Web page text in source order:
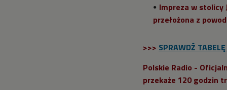
Impreza w stolicy
przełożona z
>>> SPRAWDŹ
Polskie Radio -
przekaże 120 godzin